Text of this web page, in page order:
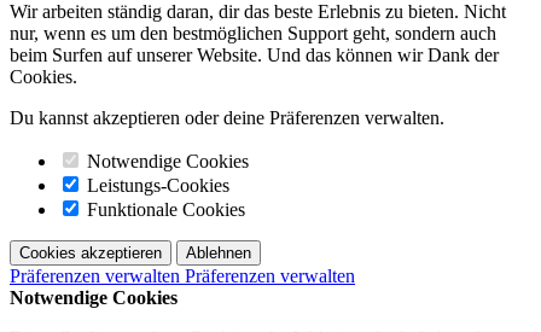
Wir arbeiten ständig daran, dir das beste Erlebnis zu bieten. Nicht
nur, wenn es um den bestmöglichen Support geht, sondern auch
beim Surfen auf unserer Website. Und das können wir Dank der
Cookies.
Du kannst akzeptieren oder deine Präferenzen verwalten.
Notwendige Cookies
Leistungs-Cookies
Funktionale Cookies
Cookies akzeptieren Ablehnen
Präferenzen verwalten Präferenzen verwalten
Notwendige Cookies